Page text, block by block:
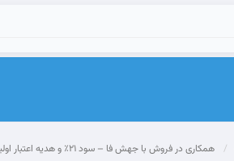
همکاری در فروش با جهش فا – سود ۲۱٪ و هدیه اعتبار اولیه